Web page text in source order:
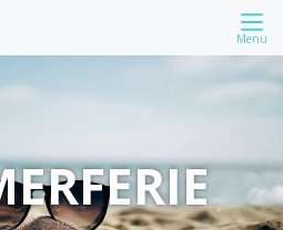
Menu